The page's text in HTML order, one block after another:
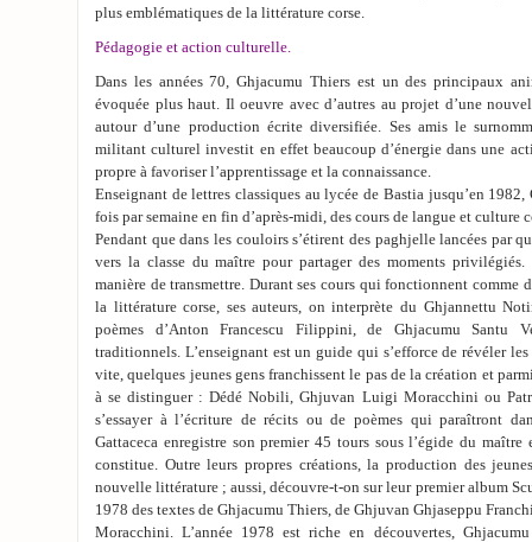
plus emblématiques de la littérature corse.
Pédagogie et action culturelle.
Dans les années 70, Ghjacumu Thiers est un des principaux
évoquée plus haut. Il oeuvre avec d’autres au projet d’une
autour d’une production écrite diversifiée. Ses amis le
militant culturel investit en effet beaucoup d’énergie dans une
propre à favoriser l’apprentissage et la connaissance.
Enseignant de lettres classiques au lycée de Bastia jusqu’en
fois par semaine en fin d’après-midi, des cours de langue et culture
Pendant que dans les couloirs s’étirent des paghjelle lancées par
vers la classe du maître pour partager des moments
manière de transmettre. Durant ses cours qui fonctionnent comme
la littérature corse, ses auteurs, on interprète du Ghjannettu
poèmes d’Anton Francescu Filippini, de Ghjacumu Santu
traditionnels. L’enseignant est un guide qui s’efforce de révéler
vite, quelques jeunes gens franchissent le pas de la création et
à se distinguer : Dédé Nobili, Ghjuvan Luigi Moracchini ou
s’essayer à l’écriture de récits ou de poèmes qui paraîtront
Gattaceca enregistre son premier 45 tours sous l’égide du
constitue. Outre leurs propres créations, la production des
nouvelle littérature ; aussi, découvre-t-on sur leur premier album
1978 des textes de Ghjacumu Thiers, de Ghjuvan Ghjaseppu
Moracchini. L’année 1978 est riche en découvertes,